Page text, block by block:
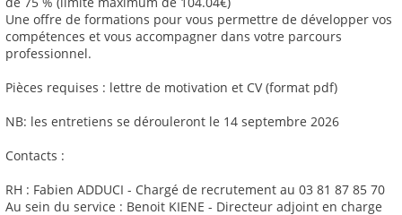
Une offre de formations pour vous permettre de développer vos
compétences et vous accompagner dans votre parcours
professionnel.
Pièces requises : lettre de motivation et CV (format pdf)
NB: les entretiens se dérouleront le 14 septembre 2026
Contacts :
RH : Fabien ADDUCI - Chargé de recrutement au 03 81 87 85 70
Au sein du service : Benoit KIENE - Directeur adjoint en charge